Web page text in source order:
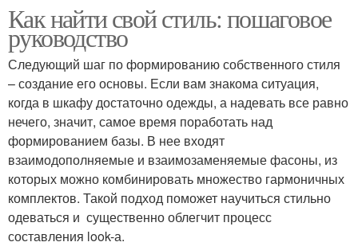
Как найти свой стиль: пошаговое
руководство
Следующий шаг по формированию собственного стиля
– создание его основы. Если вам знакома ситуация,
когда в шкафу достаточно одежды, а надевать все равно
нечего, значит, самое время поработать над
формированием базы. В нее входят
взаимодополняемые и взаимозаменяемые фасоны, из
которых можно комбинировать множество гармоничных
комплектов. Такой подход поможет научиться стильно
одеваться и существенно облегчит процесс
составления look-а.